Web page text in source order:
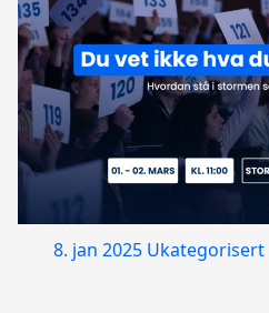
8. jan 2025 Ukategorisert